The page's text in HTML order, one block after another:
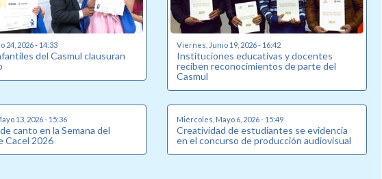
24, 2026 - 14:33
del Casmul clausuran
Viernes, Junio 19, 2026 - 16:42
Instituciones educativas y docentes
reciben reconocimientos de parte del
Casmul
13, 2026 - 15:36
canto en la Semana del
Cacel 2026
Miércoles, Mayo 6, 2026 - 15:49
Creatividad de estudiantes se evidencia
en el concurso de producción audiovisual